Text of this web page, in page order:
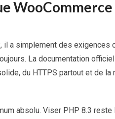
il a simplement des exigences
La documentation
du HTTPS partout et de la
absolu. Viser PHP 8.3 reste